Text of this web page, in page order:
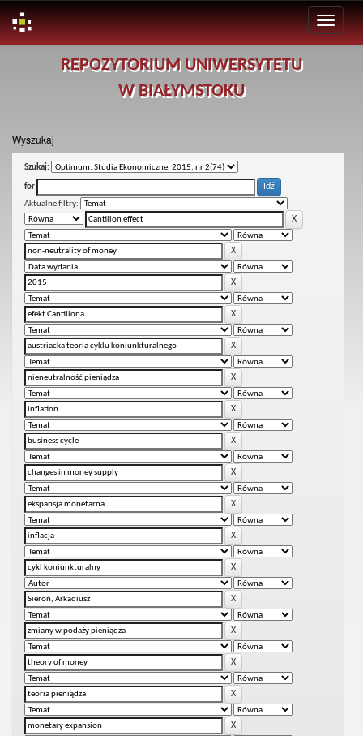
REPOZYTORIUM UNIWERSYTETU
W BIAŁYMSTOKU
Wyszukaj
Szukaj:
for
Aktualne filtry: